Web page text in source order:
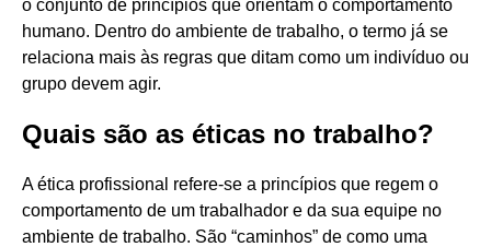
o conjunto de princípios que orientam o comportamento
humano. Dentro do ambiente de trabalho, o termo já se
relaciona mais às regras que ditam como um indivíduo ou
grupo devem agir.
Quais são as éticas no trabalho?
A ética profissional refere-se a princípios que regem o
comportamento de um trabalhador e da sua equipe no
ambiente de trabalho. São “caminhos” de como uma